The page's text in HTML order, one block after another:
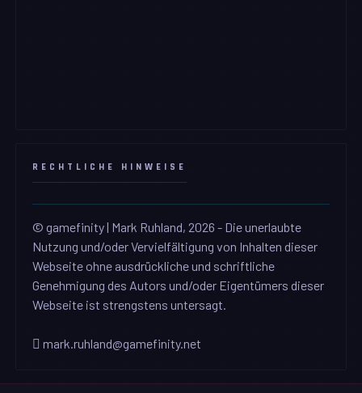
RECHTLICHE HINWEISE
© gamefinity | Mark Ruhland, 2026 - Die unerlaubte
Nutzung und/oder Vervielfältigung von Inhalten dieser
Webseite ohne ausdrückliche und schriftliche
Genehmigung des Autors und/oder Eigentümers dieser
Webseite ist strengstens untersagt.
mark.ruhland@gamefinity.net